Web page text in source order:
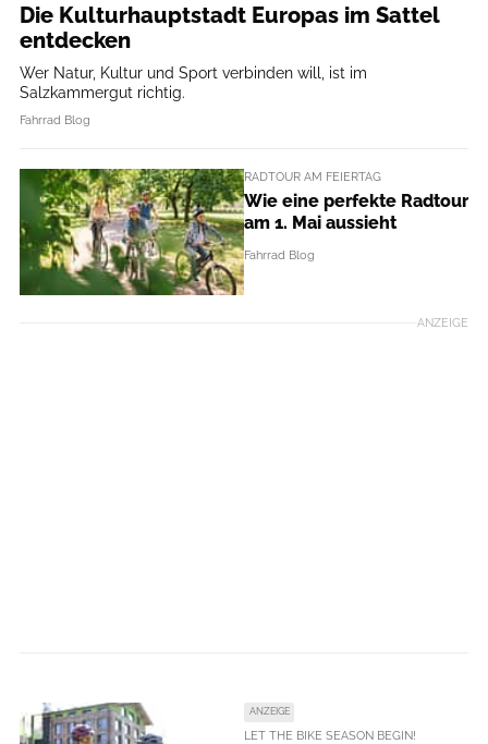
Die Kulturhauptstadt Europas im Sattel
entdecken
Wer Natur, Kultur und Sport verbinden will, ist im
Salzkammergut richtig.
Fahrrad Blog
RADTOUR AM FEIERTAG
Wie eine perfekte Radtour
am 1. Mai aussieht
Fahrrad Blog
ANZEIGE
ANZEIGE
LET THE BIKE SEASON BEGIN!